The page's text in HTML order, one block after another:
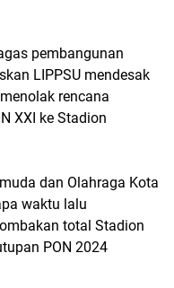
pembangunan
LIPPSU mendesak
rencana
XXI ke Stadion
dan Olahraga Kota
waktu lalu
total Stadion
PON 2024